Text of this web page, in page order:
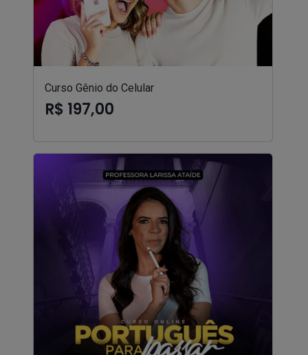
Curso Gênio do Celular
R$ 197,00